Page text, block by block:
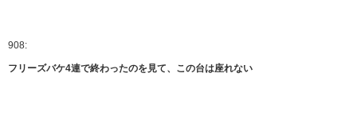
908:
フリーズバケ4連で終わったのを見て、この台は座れない